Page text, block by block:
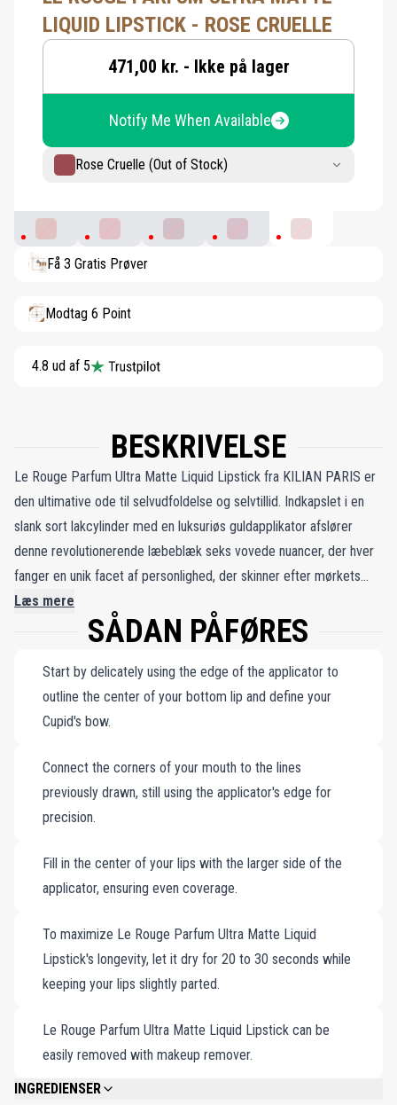
LIQUID LIPSTICK - ROSE CRUELLE
471,00 kr. - Ikke på lager
Notify Me When Available
Rose Cruelle (Out of Stock)
Rouge ImmortelProhibited Rouge
Rouge NuitShocking Rose
Få 3 Gratis Prøver
Modtag 6 Point
4.8 ud af 5
BESKRIVELSE
Le Rouge Parfum Ultra Matte Liquid Lipstick fra KILIAN PARIS er
den ultimative ode til selvudfoldelse og selvtillid. Indkapslet i en
slank sort lakcylinder med en luksuriøs guldapplikator afslører
denne revolutionerende læbeblæk seks vovede nuancer, der hver
fanger en unik facet af personlighed, der skinner efter mørkets
frembrud. Dens cremede, sensoriske formel leverer op til 8 timers
intens, materie-end-mat farve og tilbyder uovertruffen komfort,
sammenklumpning eller blødning. Infunderet med den ikoniske
Love, Don't Be Shy-duft, pirrer den sanserne med noter af vanilje,
appelsinblomst og skumfidus, der transformerer enhver påføring til
sofistikering og tiltrækning, sikrer, at dine læber forbliver levende
og fejlfri, dag som nat. Sæt den sammen med KILIAN PARIS'
Good Girl Gone Bad-parfume, og træd ud med selvtillid, og omfavn
Seks dristige, personlighedsdefinerende nuancer. Op til 8 timers
langtidsholdbar, ultramat farve. Infunderet med den ikoniske Love,
Læs mere
SÅDAN PÅFØRES
Start by delicately using the edge of the applicator to
outline the center of your bottom lip and define your
Cupid's bow.
Connect the corners of your mouth to the lines
previously drawn, still using the applicator's edge for
precision.
Fill in the center of your lips with the larger side of the
applicator, ensuring even coverage.
To maximize Le Rouge Parfum Ultra Matte Liquid
Lipstick's longevity, let it dry for 20 to 30 seconds while
keeping your lips slightly parted.
Le Rouge Parfum Ultra Matte Liquid Lipstick can be
easily removed with makeup remover.
INGREDIENSER